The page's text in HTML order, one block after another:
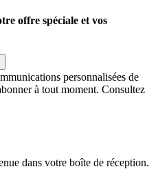
offre spéciale et vos
personnalisées de
à tout moment. Consultez
dans votre boîte de réception.